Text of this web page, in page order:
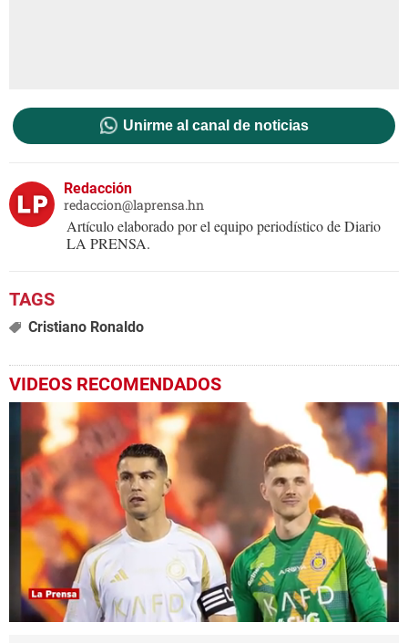
Unirme al canal de noticias
Redacción
redaccion@laprensa.hn
Artículo elaborado por el equipo periodístico de Diario
LA PRENSA.
Cristiano Ronaldo
VIDEOS RECOMENDADOS